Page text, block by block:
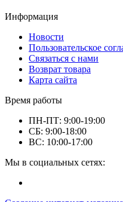
Информация
Новости
Пользовательское
Связаться с нами
Возврат товара
Карта сайта
Время работы
ПН-ПТ: 9:00-19:00
СБ: 9:00-18:00
ВС: 10:00-17:00
Мы в социальных сетях: